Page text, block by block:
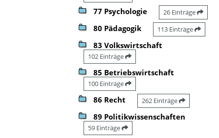
77 Psychologie 26 Einträge
80 Pädagogik 113 Einträge
83 Volkswirtschaft
102 Einträge
85 Betriebswirtschaft
100 Einträge
86 Recht 262 Einträge
89 Politikwissenschaften
59 Einträge